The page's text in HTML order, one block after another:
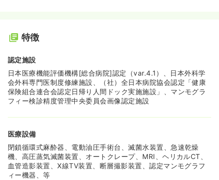
特徴
認定施設
日本医療機能評価機構[総合病院]認定（var.4.1）、日本外科学
会外科専門医制度修練施設、（社）全日本病院協会認定「健康
保険組合連合会認定日帰り人間ドック実施施設」、マンモグラ
フィー検診精度管理中央委員会画像認定施設
医療設備
閉鎖循環式麻酔器、電動油圧手術台、滅菌水装置、急速乾燥
機、高圧蒸気滅菌装置、オートクレープ、MRI、ヘリカルCT、
血管造影装置、X線TV装置、断層撮影装置、認定マンモグラフ
ィー機器、等